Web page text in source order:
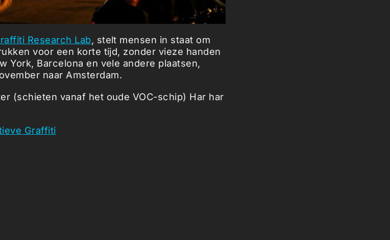
Research Lab, stelt mensen in staat om
voor een korte tijd, zonder vieze handen
York, Barcelona en vele andere plaatsen,
naar Amsterdam.
(schieten vanaf het oude VOC-schip) Har har
Graffiti